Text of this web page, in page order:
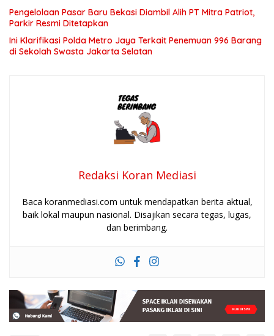
Pengelolaan Pasar Baru Bekasi Diambil Alih PT Mitra Patriot,
Parkir Resmi Ditetapkan
Ini Klarifikasi Polda Metro Jaya Terkait Penemuan 996 Barang
di Sekolah Swasta Jakarta Selatan
Redaksi Koran Mediasi
Baca koranmediasi.com untuk mendapatkan berita aktual,
baik lokal maupun nasional. Disajikan secara tegas, lugas,
dan berimbang.